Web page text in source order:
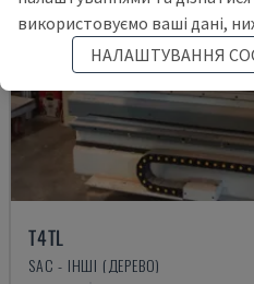
T4TL
SAC - ІНШІ (ДЕРЕВО)
використовуємо ваші дані,
НАЛАШТУВАННЯ